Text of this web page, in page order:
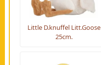
Little D.knuffel Litt.Goose
25cm.